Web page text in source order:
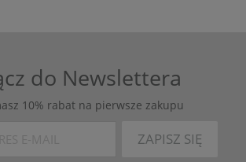
do Newslettera
10% rabat na pierwsze zakupu
ZAPISZ SIĘ